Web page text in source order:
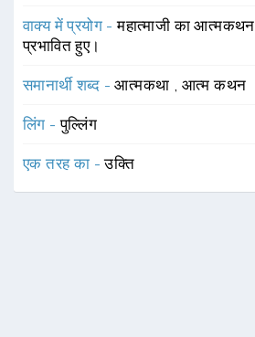
वाक्य में प्रयोग -महात्माजी का
प्रभावित हुए।
समानार्थी शब्द -आत्मकथा , आत्म कथन
लिंग -पुल्लिंग
एक तरह का -उक्ति